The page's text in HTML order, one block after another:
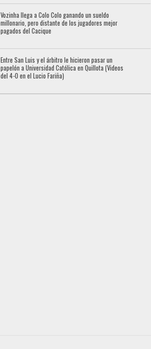
Vozinha llega a Colo Colo ganando un sueldo
millonario, pero distante de los jugadores mejor
pagados del Cacique
Entre San Luis y el árbitro le hicieron pasar un
papelón a Universidad Católica en Quillota (Videos
del 4-0 en el Lucio Fariña)